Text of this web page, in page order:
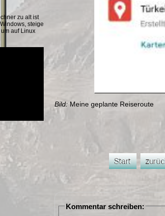
zu alt ist
steige
auf Linux
Bild: Meine geplante Reiseroute
Kommentar schreiben: